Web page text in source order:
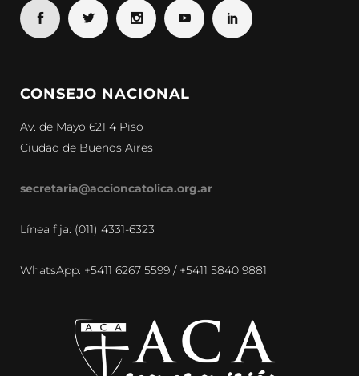
CONSEJO NACIONAL
Av. de Mayo 621 4 Piso
Ciudad de Buenos Aires
secretaria@accioncatolica.org.ar
Línea fija: (011) 4331-6323
WhatsApp: +5411 6267 5599 / +5411 5840 9881